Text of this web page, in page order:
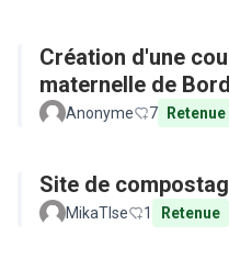
Création d'une
maternelle de
Anonyme 7 Retenue
Site de
MikaTlse 1 Retenue